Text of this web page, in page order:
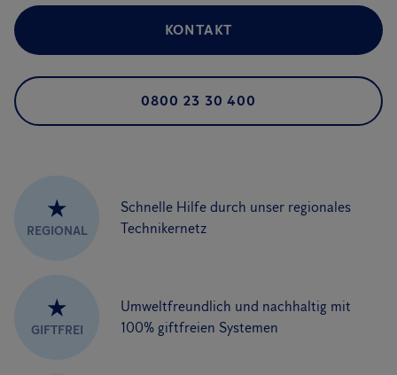
KONTAKT
0800 23 30 400
★
REGIONAL
Schnelle Hilfe durch unser regionales
Technikernetz
★
GIFTFREI
Umweltfreundlich und nachhaltig mit
100% giftfreien Systemen